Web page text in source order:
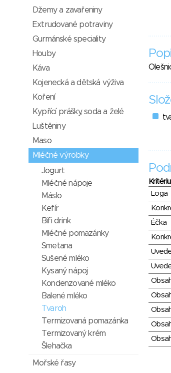
Loga
Éčka
Džemy a zavařeniny
Extrudované potraviny
Gurmánské speciality
Houby
Káva
Kojenecká a dětská výživa
Koření
Kypřící prášky, soda a želé
Luštěniny
Maso
Mléčné výrobky
Jogurt
Mléčné nápoje
Máslo
Kefír
Bifi drink
Mléčné pomazánky
Smetana
Sušené mléko
Kysaný nápoj
Kondenzované mléko
Balené mléko
Tvaroh
Termizovaná pomazánka
Termizovaný krém
Šlehačka
Mořské řasy